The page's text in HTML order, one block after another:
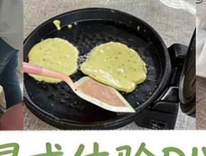
春日打野：野艾、水腻子等 春日限定美
春日手工：植物拓印...